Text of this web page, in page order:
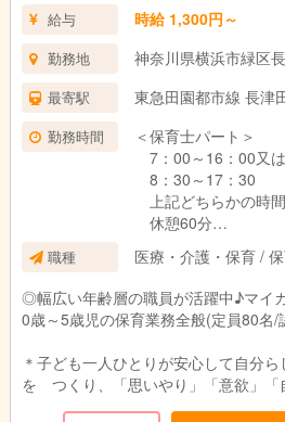
給与 時給 1,300円～
勤務地 神奈川県横浜市緑区
最寄駅 東急田園都市線 長津
勤務時間
＜保育士パート＞
7：00～16：00又は
8：30～17：30
上記どちらかの時
休憩60分
週4～5日勤務
職種
医療・介護・保育 /
◎幅広い年齢層の職員が活躍中♪マイ
0歳～5歳児の保育業務全般(定員80名/
＊子ども一人ひとりが安心して自分
を つくり、「思いやり」「意欲」「
力」を育てます。